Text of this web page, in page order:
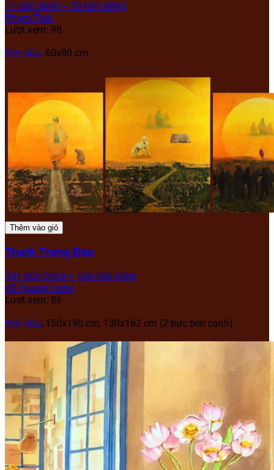
11.000.000₫ – 50.000.000₫
Phạm Thái
Lượt xem: 98
Sơn dầu, 60x80 cm
Thêm vào giỏ
Tranh Trung Đạo
301.000.000₫ – 500.000.000₫
Vũ Quang Hưng
Lượt xem: 86
Sơn dầu, 150x190 cm, 130x162 cm (2 bức bên cạnh)